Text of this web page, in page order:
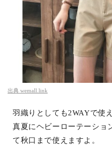
出典 wemall.link
羽織りとしても2WAYで使
真夏にヘビーローテーショ
て秋口まで使えますよ。